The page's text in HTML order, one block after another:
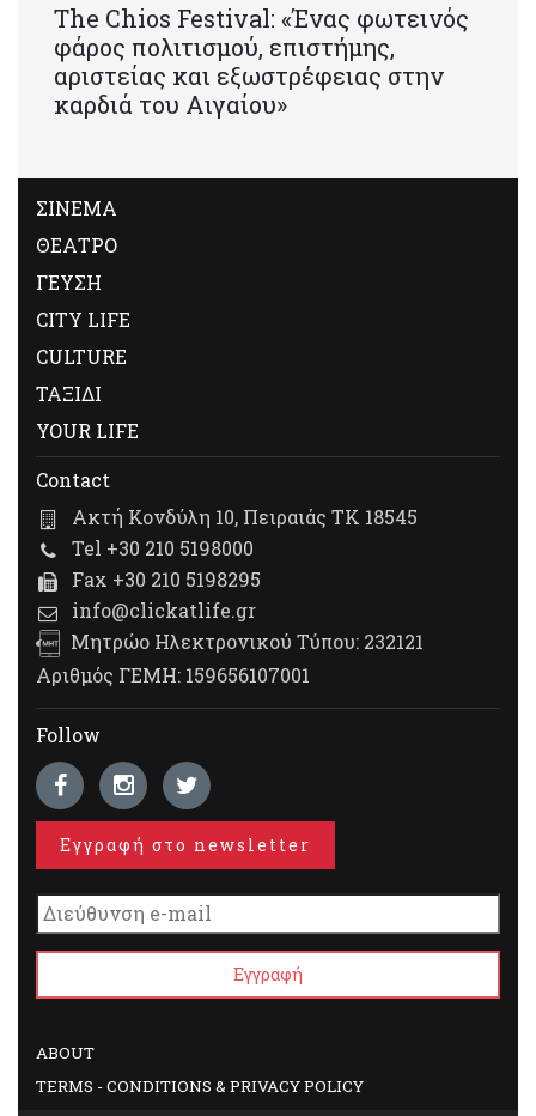
Τhe Chios Festival: «Ένας φωτεινός
φάρος πολιτισμού, επιστήμης,
αριστείας και εξωστρέφειας στην
καρδιά του Αιγαίου»
ΣΙΝΕΜΑ
ΘΕΑΤΡΟ
ΓΕΥΣΗ
CITY LIFE
CULTURE
ΤΑΞΙΔΙ
YOUR LIFE
Contact
Ακτή Κονδύλη 10, Πειραιάς ΤΚ 18545
Tel +30 210 5198000
Fax +30 210 5198295
info@clickatlife.gr
Μητρώο Ηλεκτρονικού Τύπου: 232121
Αριθμός ΓΕΜΗ: 159656107001
Follow
Εγγραφή στο newsletter
ABOUT
TERMS - CONDITIONS & PRIVACY POLICY